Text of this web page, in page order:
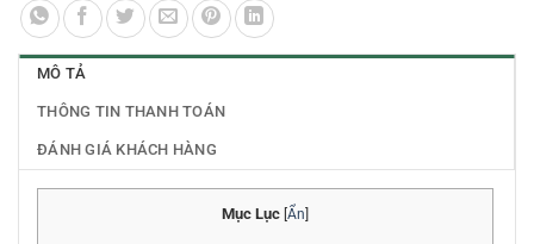
MÔ TẢ
THÔNG TIN THANH TOÁN
ĐÁNH GIÁ KHÁCH HÀNG
Mục Lục Ẩn